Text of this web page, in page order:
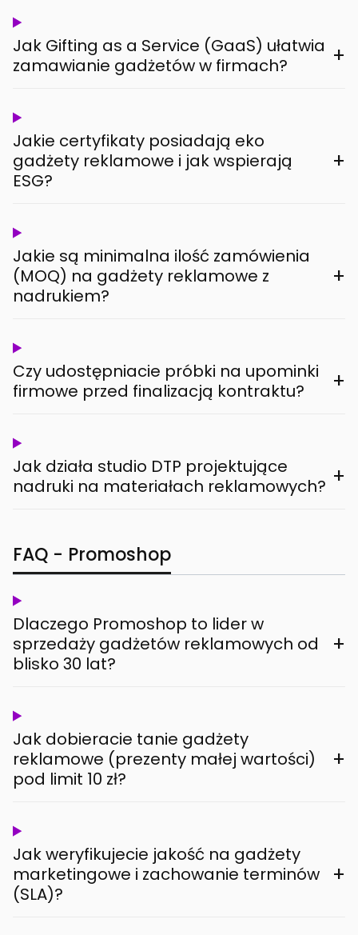
Jak Gifting as a Service (GaaS) ułatwia
zamawianie gadżetów w firmach?
+
Jakie certyfikaty posiadają eko
gadżety reklamowe i jak wspierają
ESG?
+
Jakie są minimalna ilość zamówienia
(MOQ) na gadżety reklamowe z
nadrukiem?
+
Czy udostępniacie próbki na upominki
firmowe przed finalizacją kontraktu?
+
Jak działa studio DTP projektujące
nadruki na materiałach reklamowych? +
FAQ - Promoshop
Dlaczego Promoshop to lider w
sprzedaży gadżetów reklamowych od
blisko 30 lat?
+
Jak dobieracie tanie gadżety
reklamowe (prezenty małej wartości)
pod limit 10 zł?
+
Jak weryfikujecie jakość na gadżety
marketingowe i zachowanie terminów
(SLA)?
+